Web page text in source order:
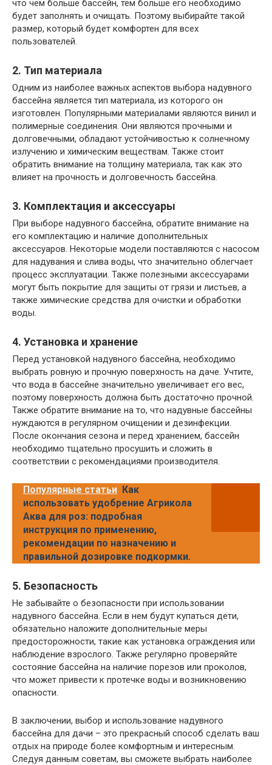
что чем больше бассейн, тем больше его необходимо
будет заполнять и очищать. Поэтому выбирайте такой
размер, который будет комфортен для всех
пользователей.
2. Тип материала
Одним из наиболее важных аспектов выбора надувного
бассейна является тип материала, из которого он
изготовлен. Популярными материалами являются винил и
полимерные соединения. Они являются прочными и
долговечными, обладают устойчивостью к солнечному
излучению и химическим веществам. Также стоит
обратить внимание на толщину материала, так как это
влияет на прочность и долговечность бассейна.
3. Комплектация и аксессуары
При выборе надувного бассейна, обратите внимание на
его комплектацию и наличие дополнительных
аксессуаров. Некоторые модели поставляются с насосом
для надувания и слива воды, что значительно облегчает
процесс эксплуатации. Также полезными аксессуарами
могут быть покрытие для защиты от грязи и листьев, а
также химические средства для очистки и обработки
воды.
4. Установка и хранение
Перед установкой надувного бассейна, необходимо
выбрать ровную и прочную поверхность на даче. Учтите,
что вода в бассейне значительно увеличивает его вес,
поэтому поверхность должна быть достаточно прочной.
Также обратите внимание на то, что надувные бассейны
нуждаются в регулярном очищении и дезинфекции.
После окончания сезона и перед хранением, бассейн
необходимо тщательно просушить и сложить в
соответствии с рекомендациями производителя.
Популярные статьи Как
использовать удобрение Агрикола
Аква для роз: подробная
инструкция по применению,
рекомендации по назначению и
правильной дозировке подкормки.
5. Безопасность
Не забывайте о безопасности при использовании
надувного бассейна. Если в нем будут купаться дети,
обязательно наложите дополнительные меры
предосторожности, такие как установка ограждения или
наблюдение взрослого. Также регулярно проверяйте
состояние бассейна на наличие порезов или проколов,
что может привести к протечке воды и возникновению
опасности.
В заключении, выбор и использование надувного
бассейна для дачи – это прекрасный способ сделать ваш
отдых на природе более комфортным и интересным.
Следуя данным советам, вы сможете выбрать наиболее